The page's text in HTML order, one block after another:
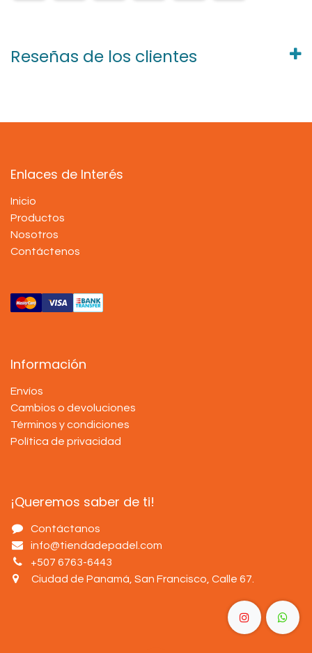
Reseñas de los clientes
Enlaces de Interés
Inicio
Productos
Nosotros
Contáctenos
Información
Envíos
Cambios o devoluciones
Términos y condiciones
Política de privacidad
¡Queremos saber de ti!
Contáctanos
info@tiendadepadel.com
+507 6763-6443
Ciudad de Panamá, San Francisco, Calle 67